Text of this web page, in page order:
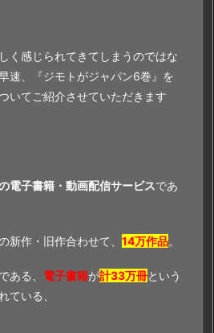
く感じられてきてしまうのではな
速、『ジモトがジャパン6巻』を
いてご紹介させていただきます
電子書籍・動画配信サービスであ
新作・旧作合わせて、 14万作品。
ある、 電子書籍が計33万冊という
ている、